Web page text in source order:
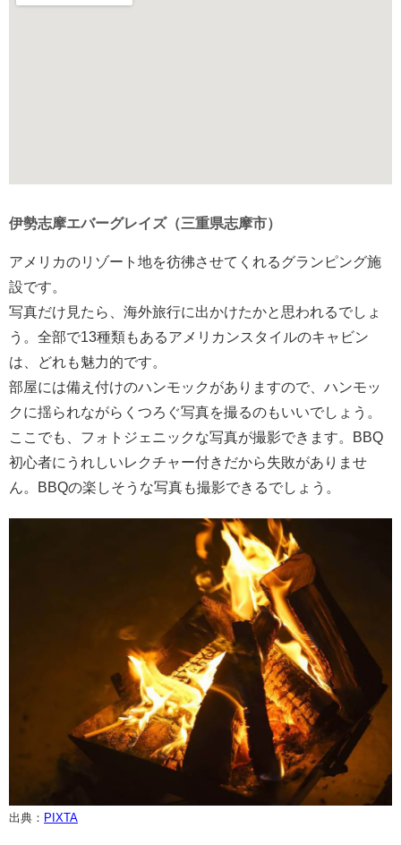
伊勢志摩エバーグレイズ（三重県志摩市）
アメリカのリゾート地を彷彿させてくれるグランピング施
設です。
写真だけ見たら、海外旅行に出かけたかと思われるでしょ
う。全部で13種類もあるアメリカンスタイルのキャビン
は、どれも魅力的です。
部屋には備え付けのハンモックがありますので、ハンモッ
クに揺られながらくつろぐ写真を撮るのもいいでしょう。
ここでも、フォトジェニックな写真が撮影できます。BBQ
初心者にうれしいレクチャー付きだから失敗がありませ
ん。BBQの楽しそうな写真も撮影できるでしょう。
出典： PIXTA